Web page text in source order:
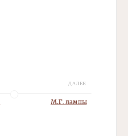
ДАЛЕЕ
М.Г. лампы